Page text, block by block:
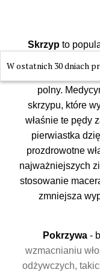
Skrzyp to
polny.
skrzypu, które
właśnie te pędy
pierwiastka
prozdrowotne
najważniejszych
stosowanie
zmniejsza
Pokrzywa-
wzmacnianiu
odżywczych,
W ostatnich 30 dniach